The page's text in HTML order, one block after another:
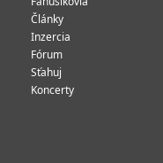
Články
Inzercia
Fórum
Sťahuj
Koncerty